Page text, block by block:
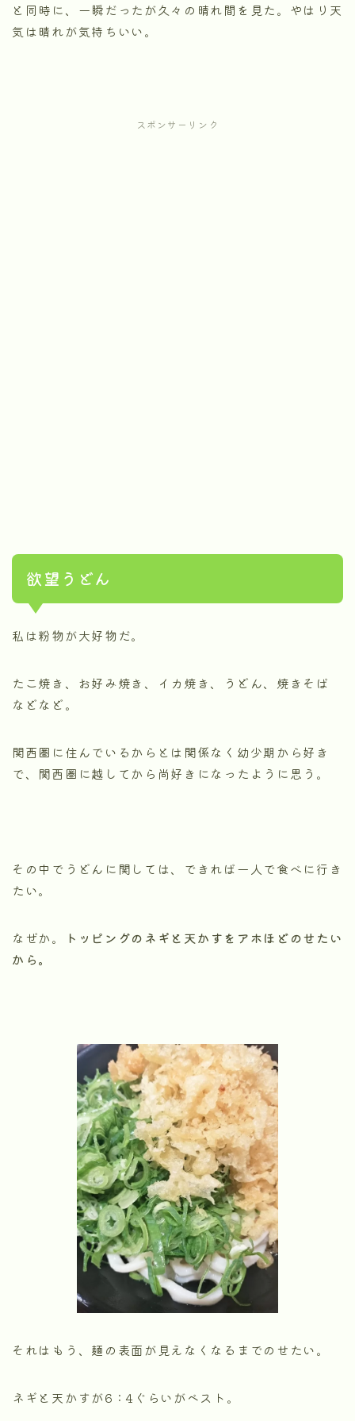
と同時に、一瞬だったが久々の晴れ間を見た。やはり天
気は晴れが気持ちいい。
スポンサーリンク
欲望うどん
私は粉物が大好物だ。
たこ焼き、お好み焼き、イカ焼き、うどん、焼きそば
などなど。
関西圏に住んでいるからとは関係なく幼少期から好き
で、関西圏に越してから尚好きになったように思う。
その中でうどんに関しては、できれば一人で食べに行き
たい。
なぜか。
トッピングのネギと天かすをアホほどのせたい
から。
それはもう、麺の表面が見えなくなるまでのせたい。
ネギと天かすが6：4ぐらいがベスト。